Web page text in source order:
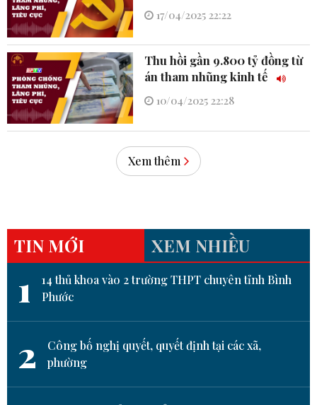
17/04/2025 22:22
Thu hồi gần 9.800 tỷ đồng từ
án tham nhũng kinh tế
10/04/2025 22:28
Xem thêm
TIN MỚI XEM NHIỀU
1
14 thủ khoa vào 2 trường THPT chuyên tỉnh Bình
Phước
2
Công bố nghị quyết, quyết định tại các xã,
phường